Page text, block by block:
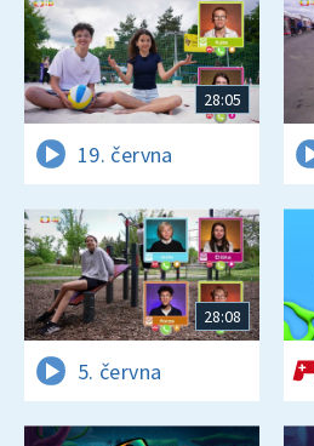
28:05
19. června
28:08
5. června